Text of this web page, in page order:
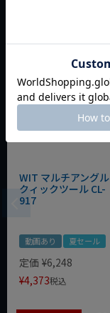
おすすめ商品
WIT マルチアングル
クィックツール CL-
917
動画あり 夏セール
定価 ¥6,248
¥4,373税込